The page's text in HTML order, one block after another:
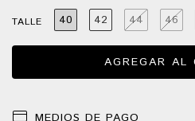
TALLE 40 42 44 46